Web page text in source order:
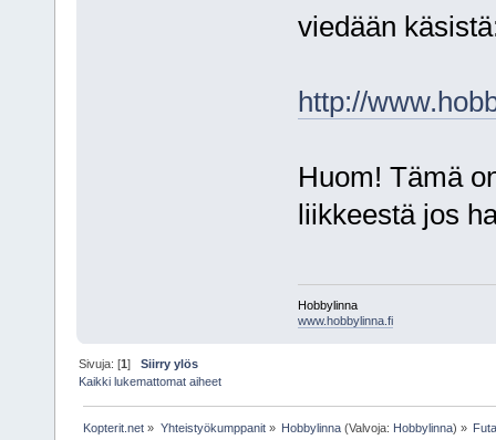
viedään
http://
Huom! Tämä
liikkeestä jos
Hobbylinna
www.hobbylinna.fi
Sivuja: [1]Siirry ylös
Kaikki lukemattomat aiheet
Kopterit.net » Yhteistyökumppanit» Hobbylinna(Valvoja: Hobbylinna) »